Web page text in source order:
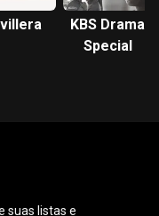
KBS Drama
Special
suas listas e